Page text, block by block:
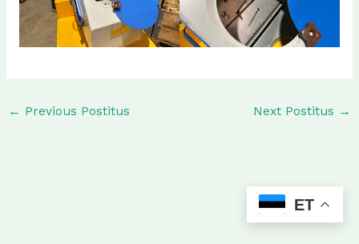
← Previous Postitus Next Postitus →
ET